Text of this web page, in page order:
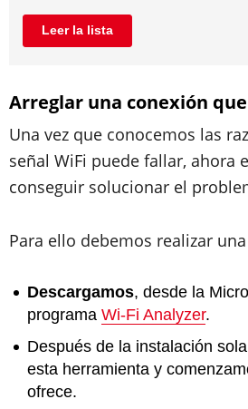
Leer la lista
Arreglar una conexión
Una vez que conocemos las
señal WiFi puede fallar, ahora
conseguir solucionar el
Para ello debemos realizar
Descargamos, desde la
programa Wi-Fi Analyzer.
Después de la instalación
esta herramienta y
ofrece.